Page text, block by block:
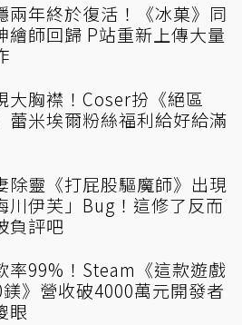
兩年終於復活！《冰菓》同
繪師回歸 P站重新上傳大量
大胸襟！Coser扮《絕區
蕾米埃爾粉絲福利給好給滿
除靈《打屁股驅魔師》出現
川伊芙」Bug！這修了反而
負評吧
率99%！Steam《這款遊戲
》營收破4000萬元開發者
眼